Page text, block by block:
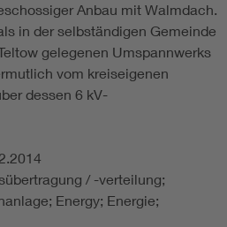
Anbau mit Walmdach.
in der selbständigen Gemeinde
gelegenen Umspannwerks
vom kreiseigenen
dessen 6 kV-
/ -verteilung;
Energy; Energie;